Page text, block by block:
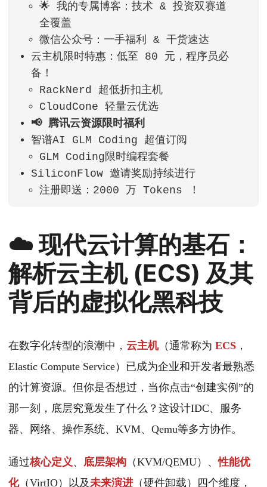
🌟 我的专属博客：技术 & 投资双赛道
全覆盖
微信公众号：一手福利 & 干货速达
云主机限时特惠：低至 80 元，程序员必
备！
RackNerd 超低折扣主机
CloudCone 轻量云优选
📢 腾讯云资源限时福利
智谱AI GLM Coding 超值订阅
GLM Coding限时编程套餐
SiliconFlow 邀请奖励持续进行
注册即送：2000 万 Tokens ！
☁️ 现代云计算的基石：
解析云主机 (ECS) 及其
背后的虚拟化黑科技
在数字化转型的浪潮中， 云主机（通常称为 ECS ，
Elastic Compute Service）已成为企业和开发者最熟悉
的计算资源。但你是否想过，当你点击“创建实例”的
那一刻，底层究竟发生了什么？这设计IDC、服务
器、网络、操作系统、KVM、Qemu等多方协作。
通过核心定义、 底层架构 （KVM/QEMU）、性能优
化（VirtIO）以及未来演进 （硬件卸载）四个维度，